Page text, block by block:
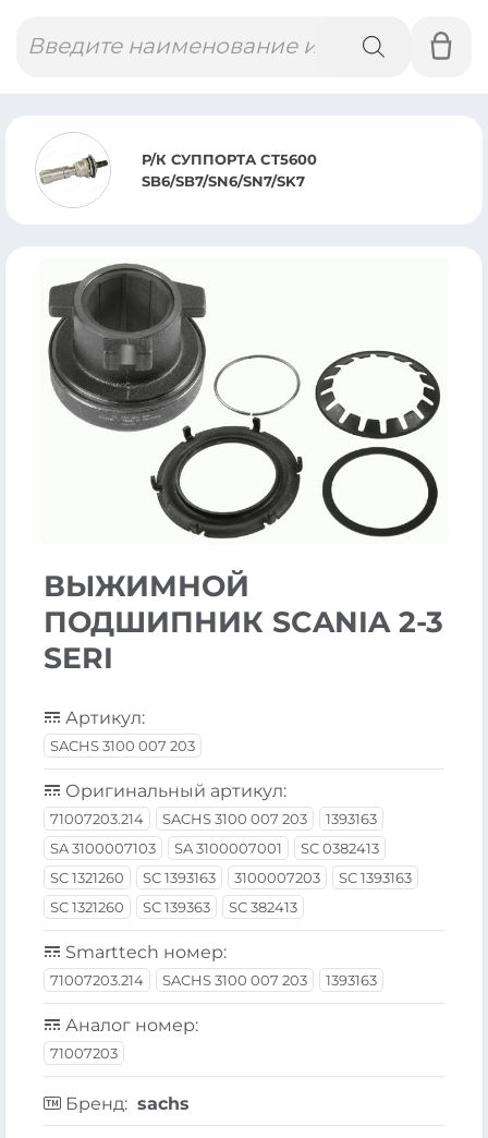
товаров
Р/К СУППОРТА CT5600
SB6/SB7/SN6/SN7/SK7
ВЫЖИМНОЙ
ПОДШИПНИК SCANIA 2-3
SERI
Артикул:
SACHS 3100 007 203
Оригинальный артикул:
71007203.214 SACHS 3100 007 203
1393163
SA 3100007103
SA 3100007001
SC 0382413
SC 1321260
SC 1393163 3100007203
SC 1393163
SC 1321260
SC 139363 SC 382413
Smarttech номер:
71007203.214 SACHS 3100 007 203 1393163
Аналог номер:
71007203
Бренд: sachs